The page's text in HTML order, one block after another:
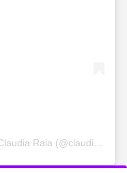
Uma publicação compartilhada por Claudia Raia (@claudiaraia)